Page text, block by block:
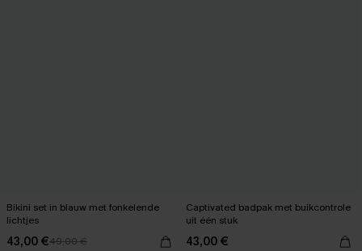
Bikini set in blauw met fonkelende
lichtjes
43,00 €49,00 €
Captivated badpak met buikcontrole
uit één stuk
43,00 €